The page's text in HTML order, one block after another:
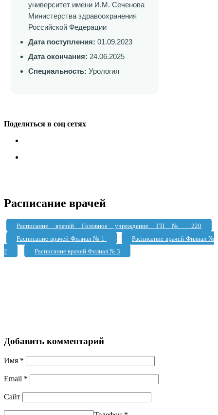
университет имени И.М. Сеченова
Министерства здравоохранения
Российской Федерации
Дата поступления: 01.09.2023
Дата окончания: 24.06.2025
Специальность: Урология
Поделиться в соц сетях
Расписание врачей
Расписание врачей Головное учреждение ГП № 220
Расписание врачей Филиал № 1
Расписание врачей Филиал №
2
Расписание врачей Филиал № 3
Добавить комментарий
Имя *
Email *
Сайт